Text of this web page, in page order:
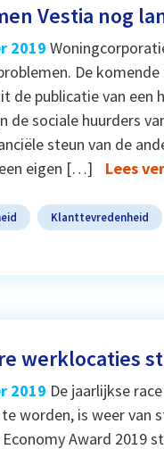
Vestia nog
2019
De
de publicatie van
de sociale huurders
steun van de
eigen […]
Lees
Klanttevredenheid
werklocaties
2019 De jaarlijkse
worden, is weer van
Economy Award 2019